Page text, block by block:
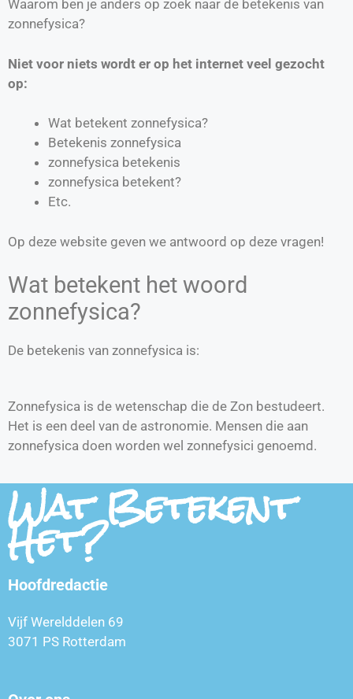
Waarom ben je anders op zoek naar de betekenis van
zonnefysica?
Niet voor niets wordt er op het internet veel gezocht
op:
Wat betekent zonnefysica?
Betekenis zonnefysica
zonnefysica betekenis
zonnefysica betekent?
Etc.
Op deze website geven we antwoord op deze vragen!
Wat betekent het woord
zonnefysica?
De betekenis van zonnefysica is:
Zonnefysica is de wetenschap die de Zon bestudeert.
Het is een deel van de astronomie. Mensen die aan
zonnefysica doen worden wel zonnefysici genoemd.
Wat Betekent
Het?
Hoofdredactie
Vijf Werelddelen 69
3071 PS Rotterdam